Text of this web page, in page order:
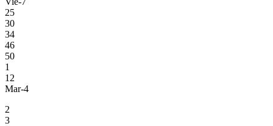
25
30
34
46
50
1
12
Mar-4
2
3